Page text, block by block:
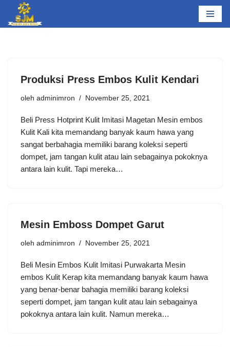
Lompat
Produksi Press Embos Kulit Kendari
oleh adminimron November 25, 2021
Beli Press Hotprint Kulit Imitasi Magetan Mesin embos
Kulit Kali kita memandang banyak kaum hawa yang
sangat berbahagia memiliki barang koleksi seperti
dompet, jam tangan kulit atau lain sebagainya pokoknya
antara lain kulit. Tapi mereka…
Mesin Emboss Dompet Garut
oleh adminimron November 25, 2021
Beli Mesin Embos Kulit Imitasi Purwakarta Mesin
embos Kulit Kerap kita memandang banyak kaum hawa
yang benar-benar bahagia memiliki barang koleksi
seperti dompet, jam tangan kulit atau lain sebagainya
pokoknya antara lain kulit. Namun mereka…